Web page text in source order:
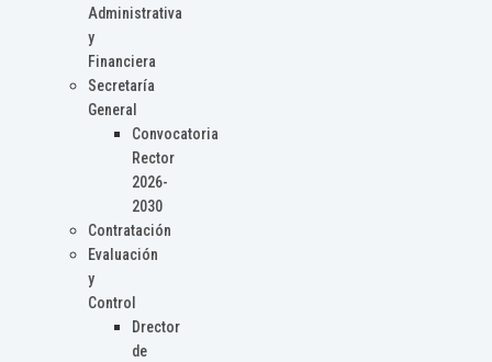
Administrativa
y
Financiera
Secretaría
General
Convocatoria
Rector
2026-
2030
Contratación
Evaluación
y
Control
Drector
de